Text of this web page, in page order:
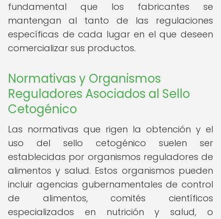
fundamental que los fabricantes se
mantengan al tanto de las regulaciones
específicas de cada lugar en el que deseen
comercializar sus productos.
Normativas y Organismos
Reguladores Asociados al Sello
Cetogénico
Las normativas que rigen la obtención y el
uso del sello cetogénico suelen ser
establecidas por organismos reguladores de
alimentos y salud. Estos organismos pueden
incluir agencias gubernamentales de control
de alimentos, comités científicos
especializados en nutrición y salud, o